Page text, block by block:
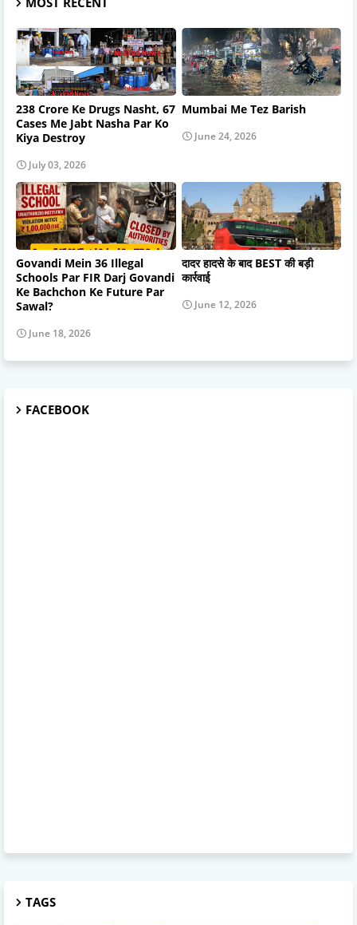
238 Crore Ke Drugs Nasht, 67
Cases Me Jabt Nasha Par Ko
Kiya Destroy
July 03, 2026
Mumbai Me Tez Barish
June 24, 2026
Govandi Mein 36 Illegal
Schools Par FIR Darj Govandi
Ke Bachchon Ke Future Par
Sawal?
June 18, 2026
दादर हादसे के बाद BEST की बड़ी
कार्रवाई
June 12, 2026
FACEBOOK
TAGS